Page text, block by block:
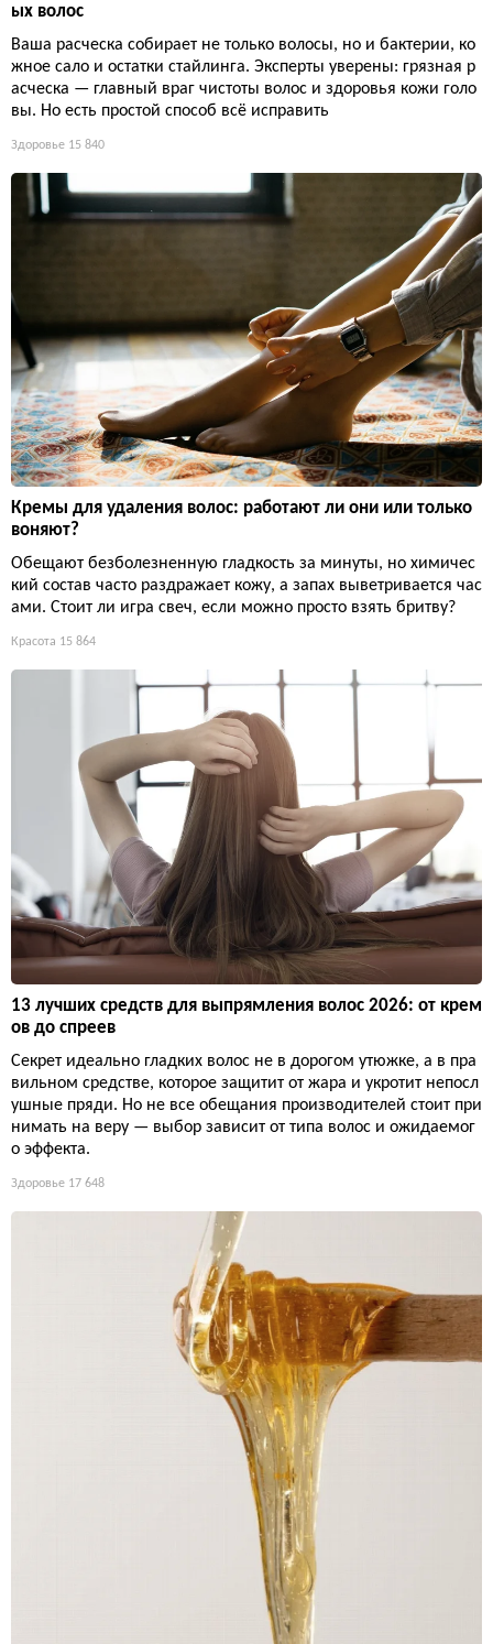
ых волос
Ваша расческа собирает не только волосы, но и бактерии, ко
жное сало и остатки стайлинга. Эксперты уверены: грязная р
асческа — главный враг чистоты волос и здоровья кожи голо
вы. Но есть простой способ всё исправить
Здоровье 15 840
Кремы для удаления волос: работают ли они или только
воняют?
Обещают безболезненную гладкость за минуты, но химичес
кий состав часто раздражает кожу, а запах выветривается час
ами. Стоит ли игра свеч, если можно просто взять бритву?
Красота 15 864
13 лучших средств для выпрямления волос 2026: от крем
ов до спреев
Секрет идеально гладких волос не в дорогом утюжке, а в пра
вильном средстве, которое защитит от жара и укротит непосл
ушные пряди. Но не все обещания производителей стоит при
нимать на веру — выбор зависит от типа волос и ожидаемог
о эффекта.
Здоровье 17 648